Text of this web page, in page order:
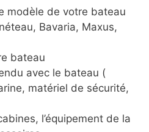
modèle de votre bateau
Bavaria, Maxus,
bateau
avec le bateau (
matériel de sécurité,
l’équipement de la